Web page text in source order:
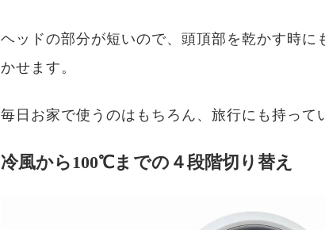
ヘッドの部分が短いので、頭頂部を乾かす時に
かせます。
毎日お家で使うのはもちろん、旅行にも持って
冷風から100℃までの４段階切り替え